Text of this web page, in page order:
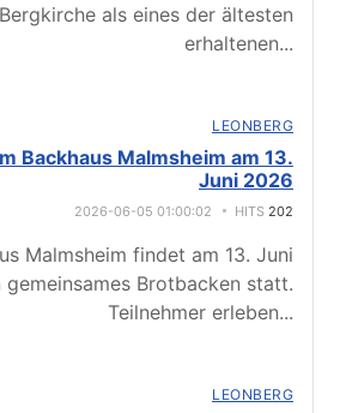
als eines der ältesten
erhaltenen...
LEONBERG
Backhaus Malmsheim am 13.
Juni 2026
2026-06-05 01:00:02 HITS 202
Malmsheim findet am 13. Juni
gemeinsames Brotbacken statt.
Teilnehmer erleben...
LEONBERG